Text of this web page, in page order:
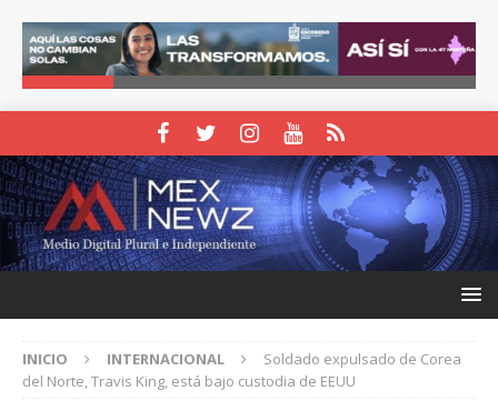
INICIO INTERNACIONAL
Soldado expulsado de Corea
del Norte, Travis King, está bajo custodia de EEUU